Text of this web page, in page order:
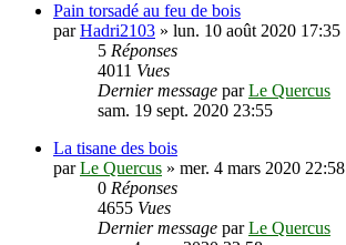
Pain torsadé au feu de bois
parHadri2103 » lun. 10 août 2020 17:35
5 Réponses
4011 Vues
Dernier message parLe Quercus
sam. 19 sept. 2020 23:55
La tisane des bois
parLe Quercus » mer. 4 mars 2020 22:58
0 Réponses
4655 Vues
Dernier message parLe Quercus